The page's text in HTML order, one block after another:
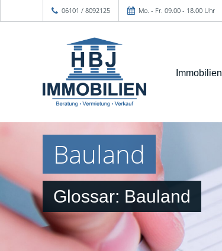
06101 / 8092125 Mo. - Fr. 09.00 - 18.00 Uhr
Immobilien
Bauland
Glossar: Bauland